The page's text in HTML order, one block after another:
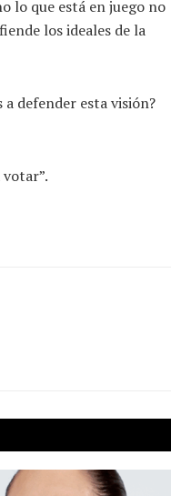
lo que está en juego no
los ideales de la
defender esta visión?